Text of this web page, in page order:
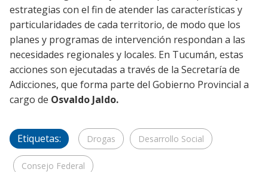
estrategias con el fin de atender las características y
particularidades de cada territorio, de modo que los
planes y programas de intervención respondan a las
necesidades regionales y locales. En Tucumán, estas
acciones son ejecutadas a través de la Secretaría de
Adicciones, que forma parte del Gobierno Provincial a
cargo de Osvaldo Jaldo.
Etiquetas: Drogas Desarrollo Social
Consejo Federal